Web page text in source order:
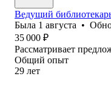
Ведущий
Была 1 августа •
35 000 ₽
Рассматривает
Общий опыт
29 лет